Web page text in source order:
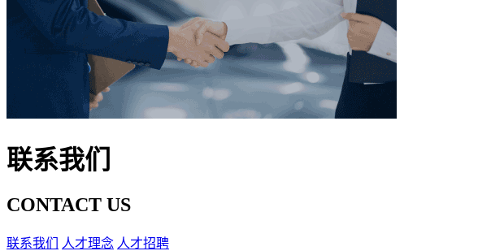
联系我们
CONTACT US
联系我们 人才理念 人才招聘